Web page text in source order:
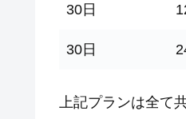
30日
30日
上記プランは全て